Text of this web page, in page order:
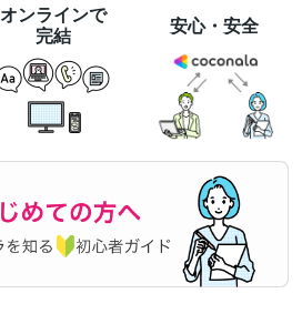
オンラインで
完結
安心・安全